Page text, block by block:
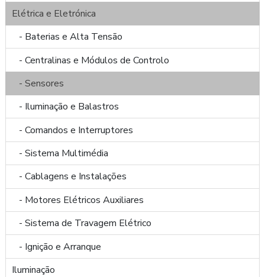
Elétrica e Eletrónica
- Baterias e Alta Tensão
- Centralinas e Módulos de Controlo
- Sensores
- Iluminação e Balastros
- Comandos e Interruptores
- Sistema Multimédia
- Cablagens e Instalações
- Motores Elétricos Auxiliares
- Sistema de Travagem Elétrico
- Ignição e Arranque
Iluminação